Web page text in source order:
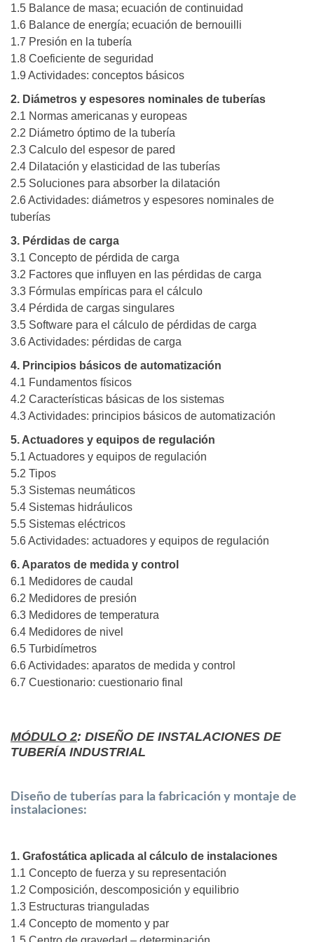
1.5 Balance de masa; ecuación de continuidad
1.6 Balance de energía; ecuación de bernouilli
1.7 Presión en la tubería
1.8 Coeficiente de seguridad
1.9 Actividades: conceptos básicos
2. Diámetros y espesores nominales de tuberías
2.1 Normas americanas y europeas
2.2 Diámetro óptimo de la tubería
2.3 Calculo del espesor de pared
2.4 Dilatación y elasticidad de las tuberías
2.5 Soluciones para absorber la dilatación
2.6 Actividades: diámetros y espesores nominales de
tuberías
3. Pérdidas de carga
3.1 Concepto de pérdida de carga
3.2 Factores que influyen en las pérdidas de carga
3.3 Fórmulas empíricas para el cálculo
3.4 Pérdida de cargas singulares
3.5 Software para el cálculo de pérdidas de carga
3.6 Actividades: pérdidas de carga
4. Principios básicos de automatización
4.1 Fundamentos físicos
4.2 Características básicas de los sistemas
4.3 Actividades: principios básicos de automatización
5. Actuadores y equipos de regulación
5.1 Actuadores y equipos de regulación
5.2 Tipos
5.3 Sistemas neumáticos
5.4 Sistemas hidráulicos
5.5 Sistemas eléctricos
5.6 Actividades: actuadores y equipos de regulación
6. Aparatos de medida y control
6.1 Medidores de caudal
6.2 Medidores de presión
6.3 Medidores de temperatura
6.4 Medidores de nivel
6.5 Turbidímetros
6.6 Actividades: aparatos de medida y control
6.7 Cuestionario: cuestionario final
MÓDULO 2: DISEÑO DE INSTALACIONES DE
TUBERÍA INDUSTRIAL
Diseño de tuberías para la fabricación y montaje de
instalaciones:
1. Grafostática aplicada al cálculo de instalaciones
1.1 Concepto de fuerza y su representación
1.2 Composición, descomposición y equilibrio
1.3 Estructuras trianguladas
1.4 Concepto de momento y par